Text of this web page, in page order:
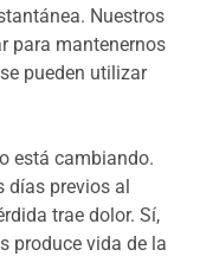
Nuestros
para mantenernos
pueden utilizar
está cambiando.
días previos al
trae dolor. Sí,
produce vida de la